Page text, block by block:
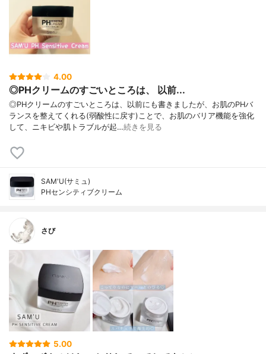
4.00
◎PHクリームのすごいところは、 以前...
◎PHクリームのすごいところは、以前にも書きましたが、お肌のPHバ
ランスを整えてくれる(弱酸性に戻す)ことで、お肌のバリア機能を強化
して、ニキビや肌トラブルが起…続きを見る
SAM'U(サミュ)
PHセンシティブクリーム
さび
5.00